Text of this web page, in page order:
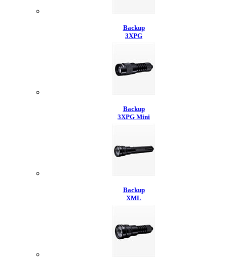
Backup
3XPG
Backup
3XPG Mini
Backup
XML